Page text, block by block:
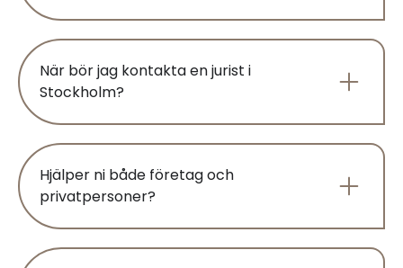
När bör jag kontakta en jurist i
Stockholm?
Hjälper ni både företag och
privatpersoner?